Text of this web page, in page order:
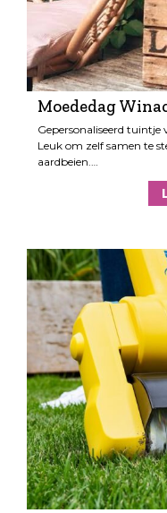
Moededag
Gepersonaliseerd tuintje
Leuk om zelf samen te
aardbeien.…